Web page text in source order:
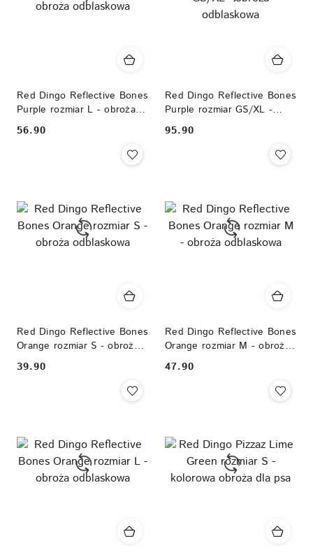
Red Dingo Reflective Bones
Purple rozmiar L - obroża
odblaskowa
Cena:
56.90
Red Dingo Reflective Bones
Purple rozmiar GS/XL -
obroża odblaskowa
Cena:
95.90
Red Dingo Reflective Bones
Orange rozmiar S - obroża
odblaskowa
Cena:
39.90
Red Dingo Reflective Bones
Orange rozmiar M - obroża
odblaskowa
Cena:
47.90